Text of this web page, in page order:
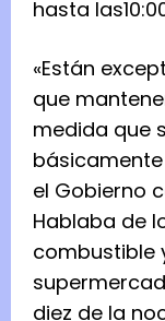
hasta
«Están
que
medida que
el Gobierno
Hablaba de
combustible
diez de la